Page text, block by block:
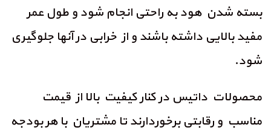
بسته شدن هود به راحتی انجام شود و طول عمر
مفید بالایی داشته باشند و از خرابی در آنها جلوگیری
شود.
محصولات داتیس در کنار کیفیت بالا از قیمت
مناسب و رقابتی برخوردارند تا مشتریان با هر بودجه